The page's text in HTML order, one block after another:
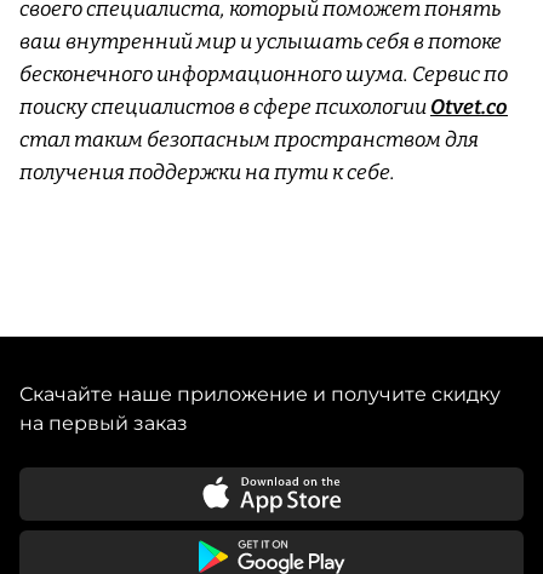
своего специалиста, который поможет понять
ваш внутренний мир и услышать себя в потоке
бесконечного информационного шума. Сервис по
поиску специалистов в сфере психологииOtvet.co
стал таким безопасным пространством для
получения поддержки на пути к себе.
Скачайте наше приложение и получите скидку
на первый заказ